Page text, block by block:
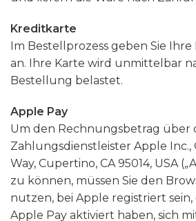
Kreditkarte
Im Bestellprozess geben Sie
an. Ihre Karte wird unmittelbar
Bestellung belastet.
Apple Pay
Um den Rechnungsbetrag über
Zahlungsdienstleister Apple Inc.,
Way, Cupertino, CA 95014, USA
zu können, müssen Sie den
nutzen, bei Apple registriert
Apple Pay aktiviert haben, sich